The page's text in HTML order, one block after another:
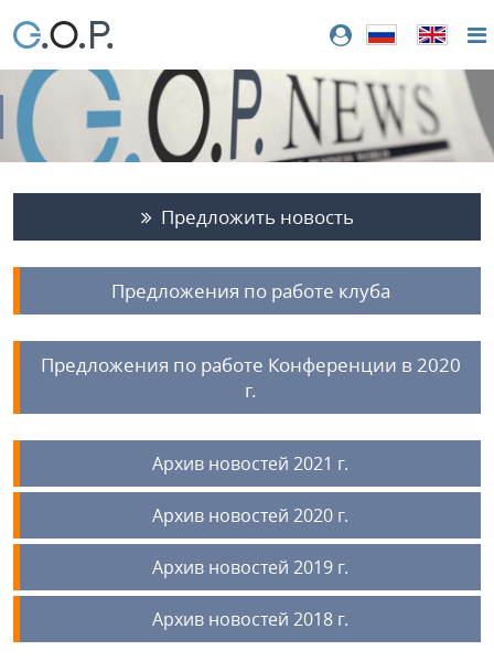
Предложить новость
Предложения по работе клуба
Предложения по работе Конференции в 2020
г.
Архив новостей 2021 г.
Архив новостей 2020 г.
Архив новостей 2019 г.
Архив новостей 2018 г.